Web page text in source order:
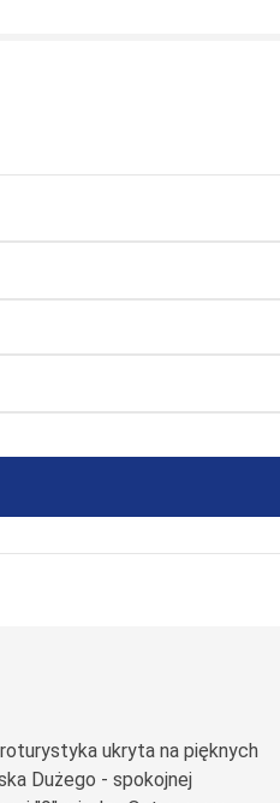
ukryta na pięknych
Dużego - spokojnej